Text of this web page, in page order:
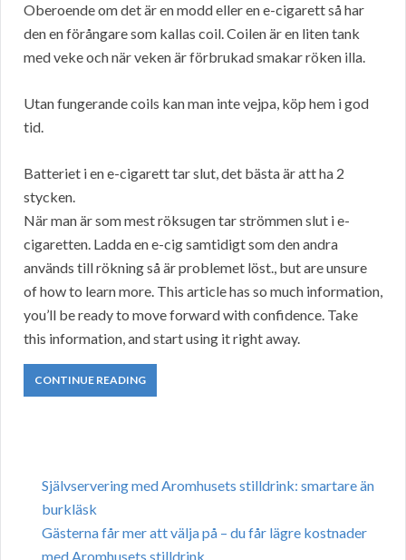
Oberoende om det är en modd eller en e-cigarett så har
den en förångare som kallas coil. Coilen är en liten tank
med veke och när veken är förbrukad smakar röken illa.
Utan fungerande coils kan man inte vejpa, köp hem i god
tid.
Batteriet i en e-cigarett tar slut, det bästa är att ha 2
stycken.
När man är som mest röksugen tar strömmen slut i e-
cigaretten. Ladda en e-cig samtidigt som den andra
används till rökning så är problemet löst., but are unsure
of how to learn more. This article has so much information,
you’ll be ready to move forward with confidence. Take
this information, and start using it right away.
CONTINUE READING
Självservering med Aromhusets stilldrink: smartare än
burkläsk
Gästerna får mer att välja på – du får lägre kostnader
med Aromhusets stilldrink